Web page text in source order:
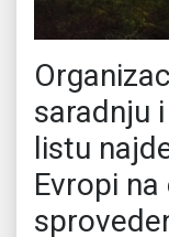
saradnju
listu
Evropi